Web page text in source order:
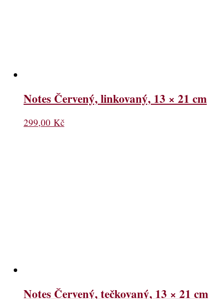
Notes Červený, linkovaný, 13 × 21 cm
299,00 Kč
Notes Červený, tečkovaný, 13 × 21 cm